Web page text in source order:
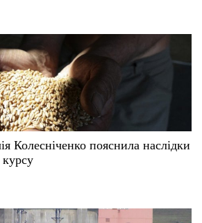
Колесніченко пояснила наслідки
курсу